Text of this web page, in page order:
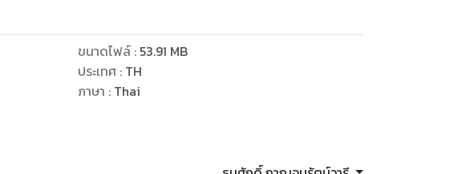
ขนาดไฟล์: 53.91 MB
ประเทศ : TH
ภาษา : Thai